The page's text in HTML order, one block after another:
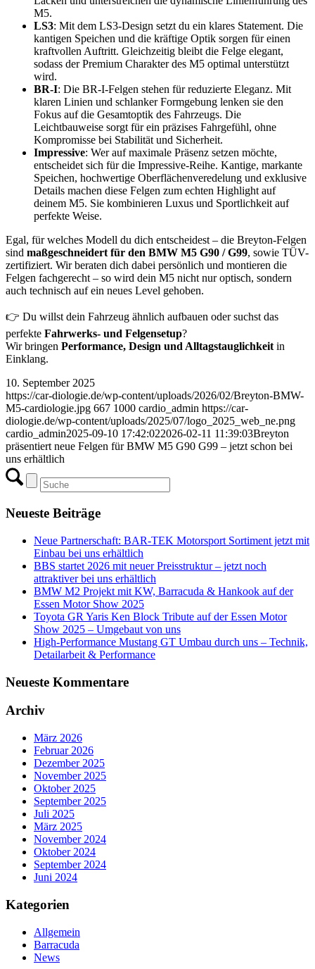
M5.
LS3: Mit dem LS3-Design setzt du ein klares Statement. Die
kantigen Speichen und die kräftige Optik sorgen für einen
kraftvollen Auftritt. Gleichzeitig bleibt die Felge elegant,
sodass der Premium Charakter des M5 optimal unterstützt
wird.
BR-I: Die BR-I-Felgen stehen für reduzierte Eleganz. Mit
klaren Linien und schlanker Formgebung lenken sie den
Fokus auf die Gesamtoptik des Fahrzeugs. Die
Leichtbauweise sorgt für ein präzises Fahrgefühl, ohne
Kompromisse bei Stabilität und Sicherheit.
Impressive: Wer auf maximale Präsenz setzen möchte,
entscheidet sich für die Impressive-Reihe. Kantige, markante
Speichen, hochwertige Oberflächenveredelung und exklusive
Details machen diese Felgen zum echten Highlight auf
deinem M5. Sie kombinieren Luxus und Sportlichkeit auf
perfekte Weise.
Egal, für welches Modell du dich entscheidest – die Breyton-Felgen
sind maßgeschneidert für den BMW M5 G90 / G99, sowie TÜV-
zertifiziert. Wir beraten dich dabei persönlich und montieren die
Felgen fachgerecht – so wird dein M5 nicht nur optisch, sondern
auch technisch auf ein neues Level gehoben.
👉 Du willst dein Fahrzeug ähnlich aufbauen oder suchst das
perfekte Fahrwerks- und Felgensetup?
Wir bringen Performance, Design und Alltagstauglichkeitin
Einklang.
10. September 2025
https://car-diologie.de/wp-content/uploads/2026/02/Breyton-BMW-
M5-cardiologie.jpg 667 1000 cardio_admin https://car-
diologie.de/wp-content/uploads/2025/07/logo_2025_web_ne.png
cardio_admin2025-09-10 17:42:022026-02-11 11:39:03Breyton
präsentiert neue Felgen für BMW M5 G90 G99 – jetzt schon bei
uns erhältlich
Neueste Beiträge
Neue Partnerschaft: BAR-TEK Motorsport Sortiment jetzt mit
Einbau bei uns erhältlich
BBS startet 2026 mit neuer Preisstruktur – jetzt noch
attraktiver bei uns erhältlich
BMW M2 Projekt mit KW, Barracuda & Hankook auf der
Essen Motor Show 2025
Toyota GR Yaris Ken Block Tribute auf der Essen Motor
Show 2025 – Umgebaut von uns
High-Performance Mustang GT Umbau durch uns – Technik,
Detailarbeit & Performance
Neueste Kommentare
Archiv
März 2026
Februar 2026
Dezember 2025
November 2025
Oktober 2025
September 2025
Juli 2025
März 2025
November 2024
Oktober 2024
September 2024
Juni 2024
Kategorien
Allgemein
Barracuda
News